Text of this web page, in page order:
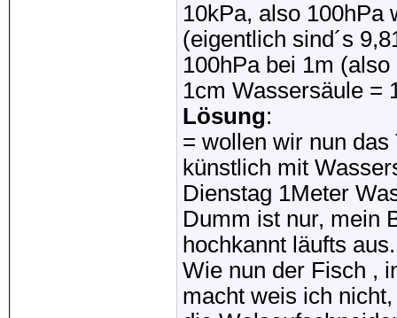
10kPa, also 100hPa
(eigentlich sind´s
100hPa bei 1m
1cm Wassersäule =
Lösung:
= wollen wir nun
künstlich mit
Dienstag 1Meter
Dumm ist nur, mein
hochkannt läufts
Wie nun der Fisch ,
macht weis ich